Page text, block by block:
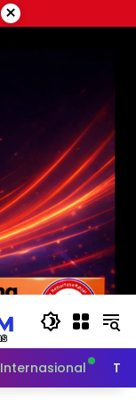
×
Internasional